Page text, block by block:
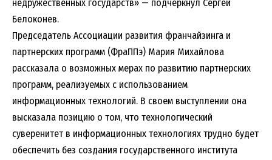
недружественных государств» — подчеркнул Сергей
Белоконев.
Председатель Ассоциации развития франчайзинга и
партнерских программ (ФраППэ) Мария Михайлова
рассказала о возможных мерах по развитию партнерских
программ, реализуемых с использованием
информационных технологий. В своем выступлении она
высказала позицию о том, что технологический
суверенитет в информационных технологиях трудно будет
обеспечить без создания государственного института